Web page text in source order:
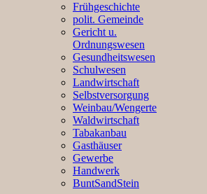
Frühgeschichte
polit. Gemeinde
Gericht u.
Ordnungswesen
Gesundheitswesen
Schulwesen
Landwirtschaft
Selbstversorgung
Weinbau/Wengerte
Waldwirtschaft
Tabakanbau
Gasthäuser
Gewerbe
Handwerk
BuntSandStein